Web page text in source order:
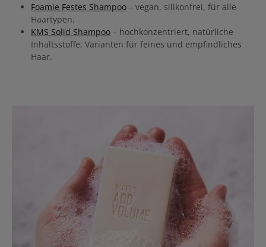
Foamie Festes Shampoo – vegan, silikonfrei, für alle
Haartypen.
KMS Solid Shampoo – hochkonzentriert, natürliche
Inhaltsstoffe, Varianten für feines und empfindliches
Haar.